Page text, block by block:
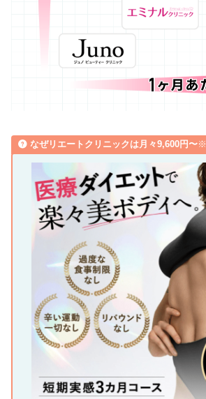
なぜリエートクリニックは月々9,600円〜※